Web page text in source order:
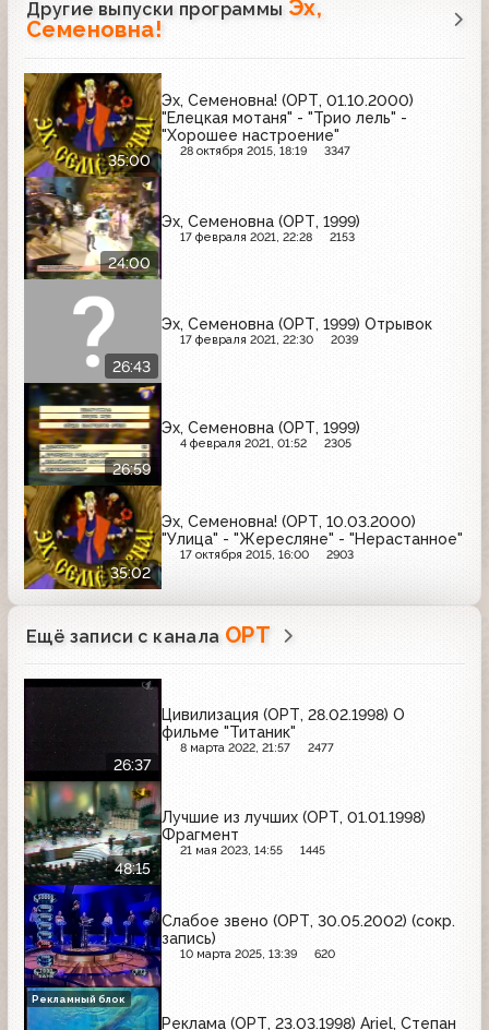
Другие выпуски программы Эх,
Семеновна!
35:00
Эх, Семеновна! (ОРТ, 01.10.2000)
"Елецкая мотаня" - "Трио лель" -
"Хорошее настроение"
28 октября 2015, 18:19 3347
24:00
Эх, Семеновна (ОРТ, 1999)
17 февраля 2021, 22:28 2153
26:43
Эх, Семеновна (ОРТ, 1999) Отрывок
17 февраля 2021, 22:30 2039
26:59
Эх, Семеновна (ОРТ, 1999)
4 февраля 2021, 01:52 2305
35:02
Эх, Семеновна! (ОРТ, 10.03.2000)
"Улица" - "Жересляне" - "Нерастанное"
17 октября 2015, 16:00 2903
Ещё записи с канала ОРТ
26:37
Цивилизация (ОРТ, 28.02.1998) О
фильме "Титаник"
8 марта 2022, 21:57 2477
48:15
Лучшие из лучших (ОРТ, 01.01.1998)
Фрагмент
21 мая 2023, 14:55 1445
Слабое звено (ОРТ, 30.05.2002) (сокр.
запись)
10 марта 2025, 13:39 620
Реклама (ОРТ, 23.03.1998) Ariel, Степан
Рекламный блок